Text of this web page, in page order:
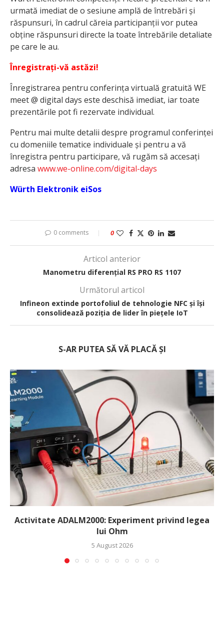
urmată imediat de o sesiune amplă de întrebări și
răspunsuri, în cadrul căreia participanții vor putea
obține răspunsuri directe la toate întrebările detaliate
pe care le au.
Înregistrați-vă astăzi!
Înregistrarea pentru conferința virtuală gratuită WE
meet @ digital days este deschisă imediat, iar toate
prezentările pot fi rezervate individual.
Pentru mai multe detalii despre programul conferinței
cu domeniile tematice individuale și pentru a vă
înregistra pentru participare, vă rugăm să accesați
adresa www.we-online.com/digital-days
Würth Elektronik eiSos
0 comments 0
Articol anterior
Manometru diferențial RS PRO RS 1107
Următorul articol
Infineon extinde portofoliul de tehnologie NFC și își
consolidează poziția de lider în piețele IoT
S-AR PUTEA SĂ VĂ PLACĂ ȘI
Activitate ADALM2000: Experiment privind legea
lui Ohm
5 August 2026